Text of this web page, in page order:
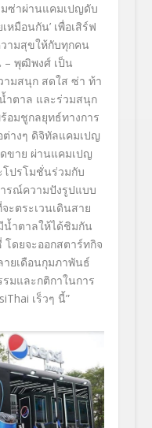
ซ่าผ่านแคมเปญดับ
หมือนกัน’เพื่อเสิร์ฟ
ามสุขให้กับทุกคน
– พุฒิพงศ์ เป็น
ามสนุก สดใส ซ่า ท้า
ำตาล และร่วมสนุก
อมชูกลยุทธ์ทางการ
ต่างๆ ดิจิทัลแคมเปญ
ขาย ผ่านแคมเปญ
โปรโมชั่นร่วมกับ
รณ์ความปังรูปแบบ
ะตระเวนเดินสาย
น้ำตาลให้ได้ชิมกัน
ดยจะออกสตาร์ทกิจ
ายเดือนกุมภาพันธ์
รมและกติกาในการ
เร็วๆ นี้”